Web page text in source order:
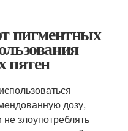
пигментных
пятен
дозу,
злоупотреблять